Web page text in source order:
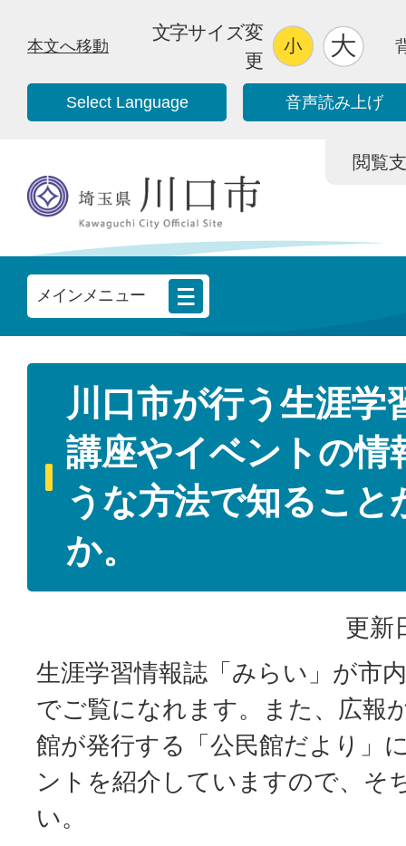
本文へ移動
文字サイズ変
更
Select Language 音声読み上げ
閲覧
メインメニュー
川口市が行う生涯学
講座やイベントの情
うな方法で知ること
か。
更新
生涯学習情報誌「みらい」が市
でご覧になれます。また、広報
館が発行する「公民館だより」
ントを紹介していますので、そ
い。